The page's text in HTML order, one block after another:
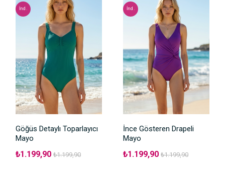
İnd.
Göğüs Detaylı Toparlayıcı
Mayo
₺1.199,90 ₺1.199,90
İnd.
İnce Gösteren Drapeli
Mayo
₺1.199,90 ₺1.199,90